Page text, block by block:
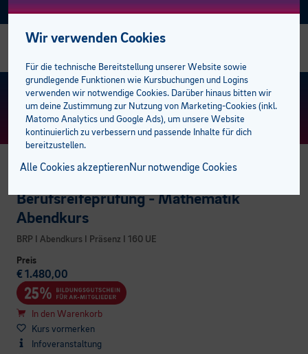
FacebookInstagramLinkedin
E-Learning Lehrgänge
EDV & KI
Gesundheit
Medizinische Assistenzberufe
Deutsch
Englisch
Weitere Sprachen
Ausbilder:innen
Lehrlinge
Mitarbeiter
Sprachen
Lehre mit Matura
E-Learning plus
100 % online zum Abschluss
Öffentliche Aufträge
Privatpersonen
Unternehmen
Bildungsberatung
bfi Freifahrt Ticket
Pflegeassistenz & Pflegefachassistenz
Standorte
bfi Standort Dornbirn
BFI Team
Trainer:innen
KURS FINDEN > ERWEITERTE SUCHE
Berufsreifeprüfung - Mathematik
Abendkurs
BRP I Abendkurs I Präsenz I 160 UE
Preis
€ 1.480,00
In den Warenkorb
Kurs vormerken
Infoveranstaltung
Wir verwenden Cookies
Für die technische Bereitstellung unserer Website sowie
grundlegende Funktionen wie Kursbuchungen und Logins
verwenden wir notwendige Cookies. Darüber hinaus bitten wir
um deine Zustimmung zur Nutzung von Marketing-Cookies (inkl.
Matomo Analytics und Google Ads), um unsere Website
kontinuierlich zu verbessern und passende Inhalte für dich
bereitzustellen.
Alle Cookies akzeptierenNur notwendige Cookies